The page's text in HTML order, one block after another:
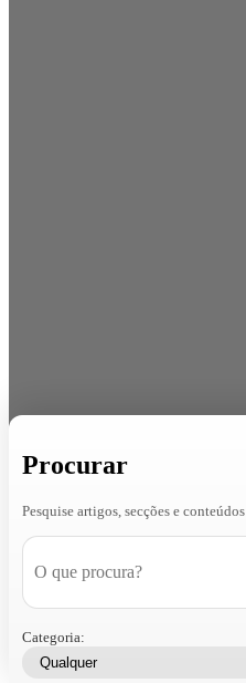
Procurar
Pesquise artigos, secções e conteúdos
Categoria: